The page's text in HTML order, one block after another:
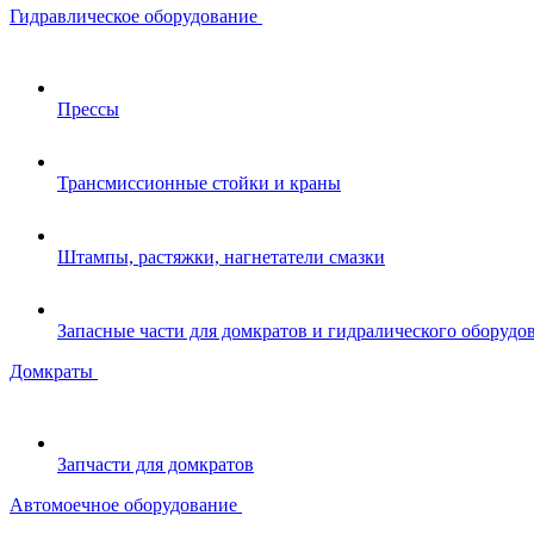
Гидравлическое оборудование
Прессы
Трансмиссионные стойки и краны
Штампы, растяжки, нагнетатели смазки
Запасные части для домкратов и гидралического
Домкраты
Запчасти для домкратов
Автомоечное оборудование